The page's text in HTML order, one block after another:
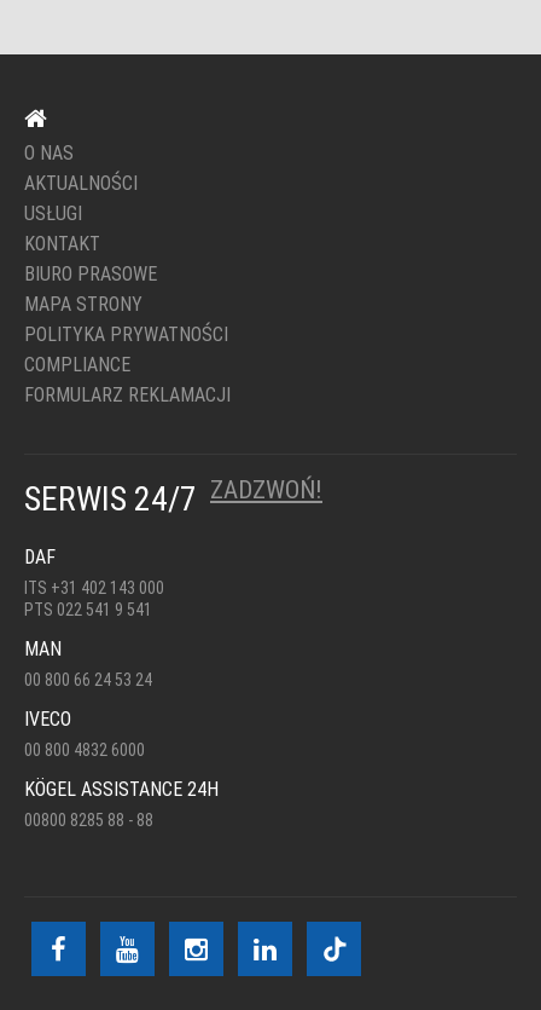
O NAS
AKTUALNOŚCI
USŁUGI
KONTAKT
BIURO PRASOWE
MAPA STRONY
POLITYKA PRYWATNOŚCI
COMPLIANCE
FORMULARZ REKLAMACJI
SERWIS 24/7 ZADZWOŃ!
DAF
ITS +31 402 143 000
PTS 022 541 9 541
MAN
00 800 66 24 53 24
IVECO
00 800 4832 6000
KÖGEL ASSISTANCE 24H
00800 8285 88 - 88